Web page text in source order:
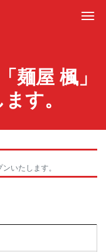
麺屋 楓」
す。
いたします。